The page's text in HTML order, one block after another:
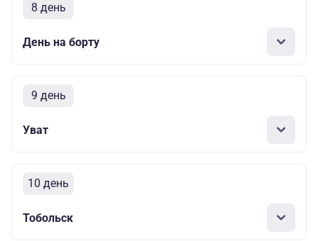
8 день
День на борту
9 день
Уват
10 день
Тобольск